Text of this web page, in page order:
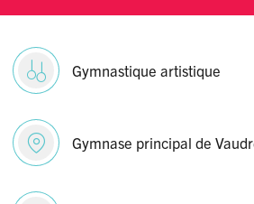
Gymnastique artistique
Gymnase principal de